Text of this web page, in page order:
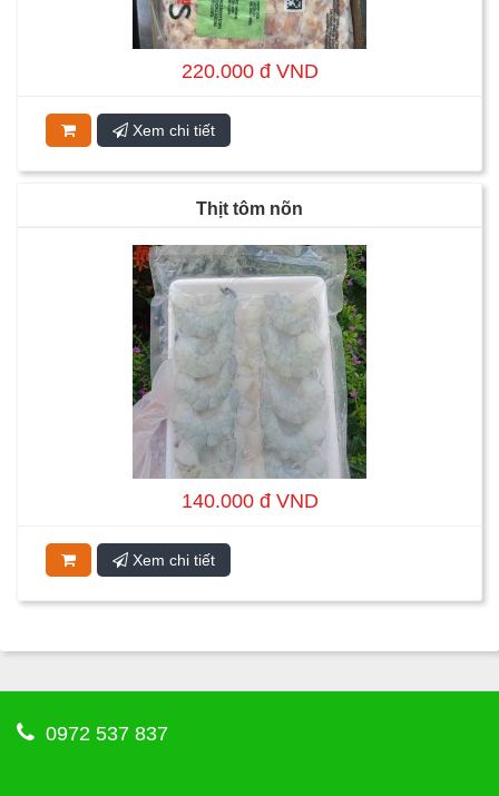
220.000 đ VND
Xem chi tiết
Thịt tôm nõn
140.000 đ VND
Xem chi tiết
0972 537 837